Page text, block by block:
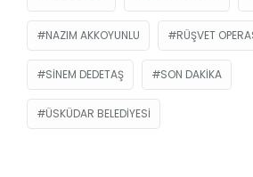
NAZIM AKKOYUNLU RÜŞVET
SINEM DEDETAŞ SON DAKIKA
ÜSKÜDAR BELEDIYESI